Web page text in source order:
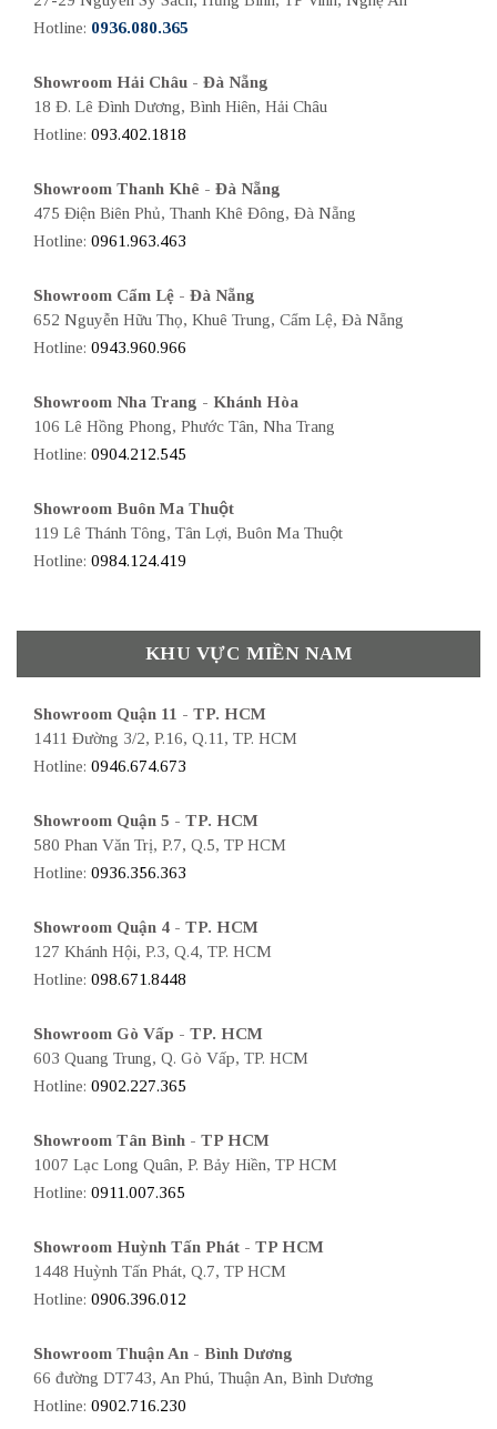
Hotline: 0936.080.365
Showroom Hải Châu - Đà Nẵng
18 Đ. Lê Đình Dương, Bình Hiên, Hải Châu
Hotline: 093.402.1818
Showroom Thanh Khê - Đà Nẵng
475 Điện Biên Phủ, Thanh Khê Đông, Đà Nẵng
Hotline: 0961.963.463
Showroom Cẩm Lệ - Đà Nẵng
652 Nguyễn Hữu Thọ, Khuê Trung, Cẩm Lệ, Đà Nẵng
Hotline: 0943.960.966
Showroom Nha Trang - Khánh Hòa
106 Lê Hồng Phong, Phước Tân, Nha Trang
Hotline: 0904.212.545
Showroom Buôn Ma Thuột
119 Lê Thánh Tông, Tân Lợi, Buôn Ma Thuột
Hotline: 0984.124.419
KHU VỰC MIỀN NAM
Showroom Quận 11 - TP. HCM
1411 Đường 3/2, P.16, Q.11, TP. HCM
Hotline: 0946.674.673
Showroom Quận 5 - TP. HCM
580 Phan Văn Trị, P.7, Q.5, TP HCM
Hotline: 0936.356.363
Showroom Quận 4 - TP. HCM
127 Khánh Hội, P.3, Q.4, TP. HCM
Hotline: 098.671.8448
Showroom Gò Vấp - TP. HCM
603 Quang Trung, Q. Gò Vấp, TP. HCM
Hotline: 0902.227.365
Showroom Tân Bình - TP HCM
1007 Lạc Long Quân, P. Bảy Hiền, TP HCM
Hotline: 0911.007.365
Showroom Huỳnh Tấn Phát - TP HCM
1448 Huỳnh Tấn Phát, Q.7, TP HCM
Hotline: 0906.396.012
Showroom Thuận An - Bình Dương
66 đường DT743, An Phú, Thuận An, Bình Dương
Hotline: 0902.716.230